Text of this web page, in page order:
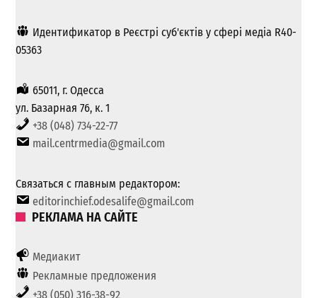
Идентификатор в Реєстрі суб'єктів у сфері медіа R40-
05363
65011, г. Одесса
ул. Базарная 76, к. 1
+38 (048) 734-22-77
mail.centrmedia@gmail.com
Связаться с главным редактором:
editorinchief.odesalife@gmail.com
РЕКЛАМА НА САЙТЕ
Медиакит
Рекламные предложения
+38 (050) 316-38-92